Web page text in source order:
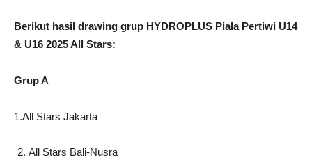
Berikut hasil drawing grup HYDROPLUS Piala Pertiwi U14
& U16 2025 All Stars:
Grup A
1.All Stars Jakarta
All Stars Bali-Nusra